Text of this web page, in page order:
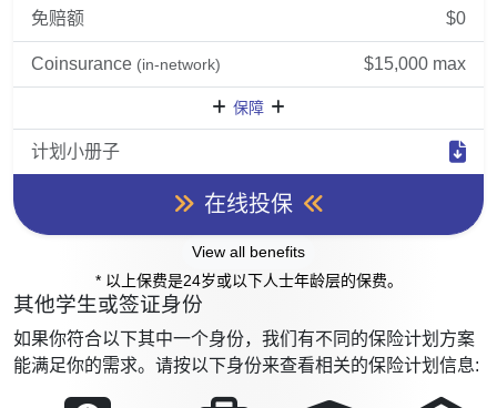
免赔额 $0
Coinsurance (in-network) $15,000 max
保障
计划小册子
在线投保
View all benefits
* 以上保费是24岁或以下人士年龄层的保费。
其他学生或签证身份
如果你符合以下其中一个身份，我们有不同的保险计划方案
能满足你的需求。请按以下身份来查看相关的保险计划信息: